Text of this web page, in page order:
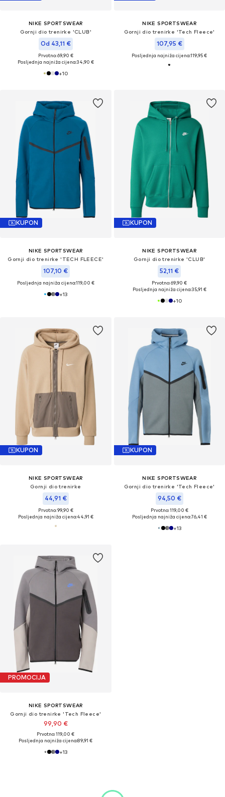
NIKE SPORTSWEAR
Gornji dio trenirke 'CLUB'
Od 43,11 €
Prvotno: 69,90 €
Posljednja najniža cijena:34,90 €
+10
NIKE SPORTSWEAR
Gornji dio trenirke 'Tech Fleece'
107,95 €
Posljednja najniža cijena:119,95 €
KUPON
NIKE SPORTSWEAR
Gornji dio trenirke 'TECH FLEECE'
107,10 €
Posljednja najniža cijena:119,00 €
+13
KUPON
NIKE SPORTSWEAR
Gornji dio trenirke 'CLUB'
52,11 €
Prvotno: 69,90 €
Posljednja najniža cijena:35,91 €
+10
KUPON
NIKE SPORTSWEAR
Gornji dio trenirke
44,91 €
Prvotno: 99,90 €
Posljednja najniža cijena:44,91 €
KUPON
NIKE SPORTSWEAR
Gornji dio trenirke 'Tech Fleece'
94,50 €
Prvotno: 119,00 €
Posljednja najniža cijena:76,41 €
+13
PROMOCIJA
NIKE SPORTSWEAR
Gornji dio trenirke 'Tech Fleece'
99,90 €
Prvotno: 119,00 €
Posljednja najniža cijena:89,91 €
+13